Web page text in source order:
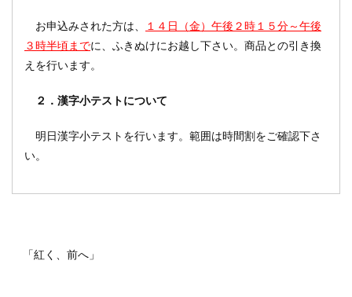
お申込みされた方は、
１４日（金）午後２時１５分～午後
３時半頃までに、ふきぬけにお越し下さい。商品との引き換
えを行います。
２．漢字小テストについて
明日漢字小テストを行います。範囲は時間割をご確認下さ
い。
「紅く、前へ」